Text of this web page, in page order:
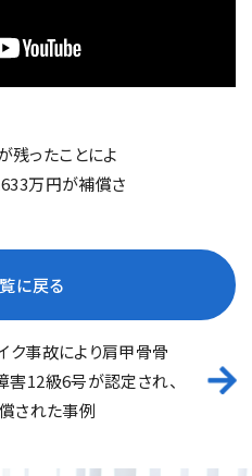
ったことによ
万円が補償さ
に戻る
ク事故により肩甲骨骨
12級6号が認定され、
された事例